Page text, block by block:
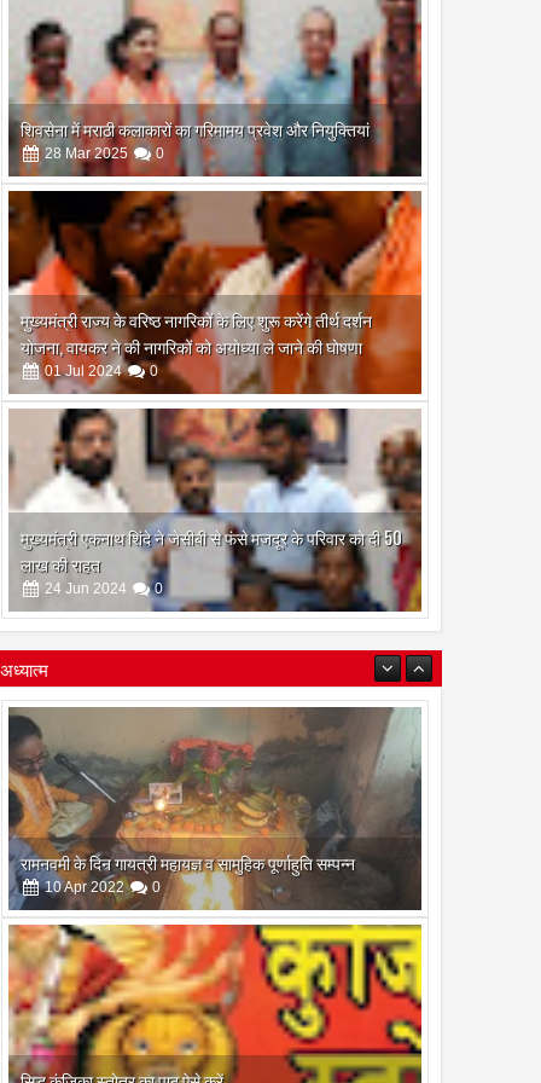
मानी"
शिवसेना में मराठी कलाकारों का गरिमामय प्रवेश और नियुक्तियां
28 Mar 2025 0
मुख्यमंत्री राज्य के वरिष्ठ नागरिकों के लिए शुरू करेंगे तीर्थ दर्शन
योजना, वायकर ने की नागरिकों को अयोध्या ले जाने की घोषणा
01 Jul 2024 0
मुख्यमंत्री एकनाथ शिंदे ने जेसीबी से फंसे मजदूर के परिवार को दी 50
लाख की राहत
24 Jun 2024 0
अध्यात्म
रामनवमी के दिन गायत्री महायज्ञ व सामुहिक पूर्णाहुति सम्पन्न
10Apr 2022 0
सिद्ध कुंजिका स्तोत्र का पाठ ऐसे करें
12Apr 2024 0